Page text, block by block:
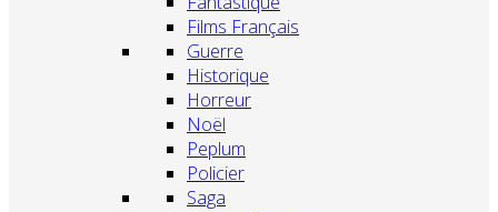
Films Français
Guerre
Historique
Horreur
Noël
Peplum
Policier
Saga